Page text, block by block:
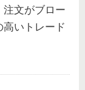
文がブロー
いトレード